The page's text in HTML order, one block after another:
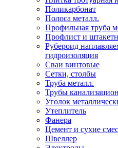
Поликарбонат
Полоса металл.
Профильная труба
Профлист и
Рубероид
гидроизоляция
Сваи винтовые
Сетки, столбы
Труба металл.
Трубы
Уголок
Утеплитель
Фанера
Цемент и сухие
Швеллер